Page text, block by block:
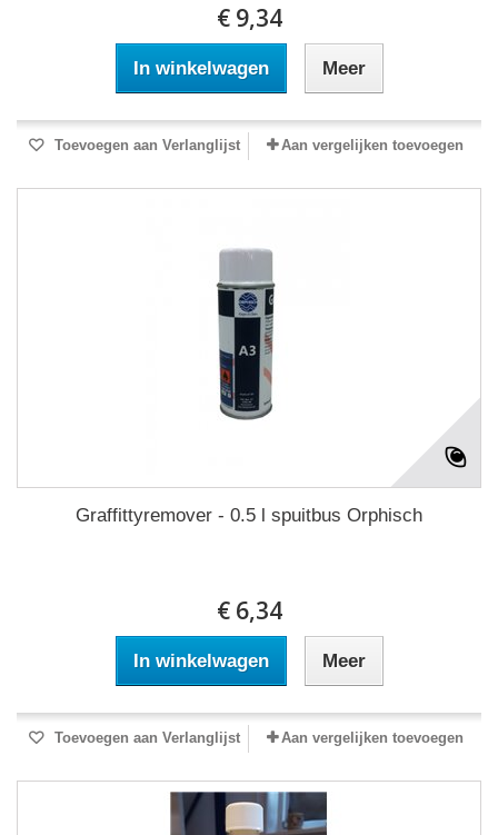
€ 9,34
In winkelwagen Meer
Toevoegen aan Verlanglijst Aan vergelijken toevoegen
Graffittyremover - 0.5 l spuitbus Orphisch
€ 6,34
In winkelwagen Meer
Toevoegen aan Verlanglijst Aan vergelijken toevoegen